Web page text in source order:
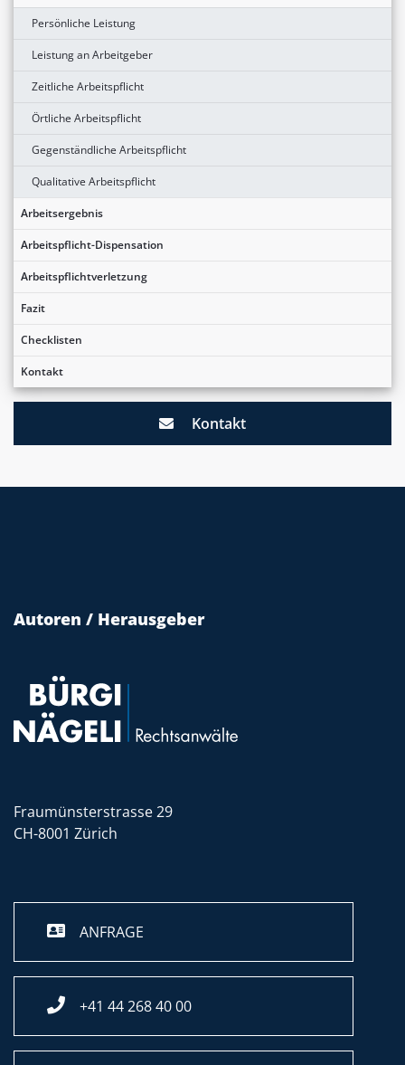
Persönliche Leistung
Leistung an Arbeitgeber
Zeitliche Arbeitspflicht
Örtliche Arbeitspflicht
Gegenständliche Arbeitspflicht
Qualitative Arbeitspflicht
Arbeitsergebnis
Arbeitspflicht-Dispensation
Arbeitspflichtverletzung
Fazit
Checklisten
Kontakt
Kontakt
Autoren / Herausgeber
Fraumünsterstrasse 29
CH-8001 Zürich
ANFRAGE
+41 44 268 40 00